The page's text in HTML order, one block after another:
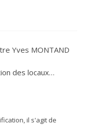
Yves MONTAND
des locaux…
il s'agit de